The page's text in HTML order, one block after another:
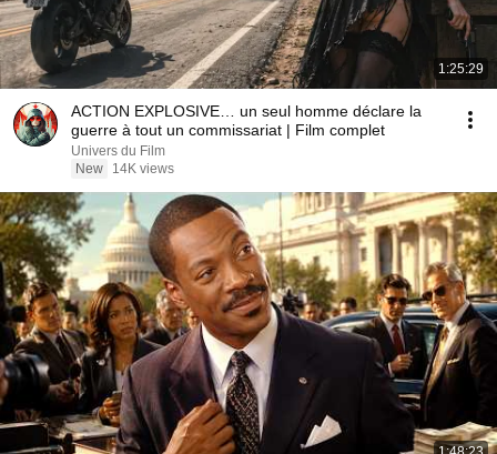
1:25:29
ACTION EXPLOSIVE… un seul homme déclare la
guerre à tout un commissariat | Film complet
Univers du Film
New
14K views